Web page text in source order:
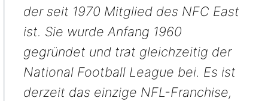
der seit 1970 Mitglied des NFC East
ist. Sie wurde Anfang 1960
gegründet und trat gleichzeitig der
National Football League bei. Es ist
derzeit das einzige NFL-Franchise,